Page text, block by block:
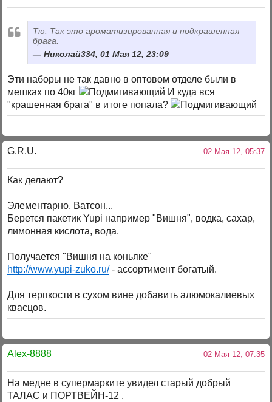
Тю. Так это ароматизированная и подкрашенная
брага.
Николай334, 01 Мая 12, 23:09
Эти наборы не так давно в оптовом отделе были в
мешках по 40кг
И куда вся
"крашенная брага" в итоге попала?
G.R.U. 02 Мая 12, 05:37
Как делают?
Элементарно, Ватсон...
Берется пакетик Yupi например "Вишня", водка, сахар,
лимонная кислота, вода.
Получается "Вишня на коньяке"
http://www.yupi-zuko.ru/- ассортимент богатый.
Для терпкости в сухом вине добавить алюмокалиевых
квасцов.
Alex-8888 02 Мая 12, 07:35
На медне в супермарките увидел старый добрый
ТАЛАС и ПОРТВЕЙН-12 .